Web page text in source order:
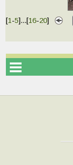
[1 -5]...[16-20]